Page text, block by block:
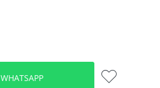
WHATSAPP